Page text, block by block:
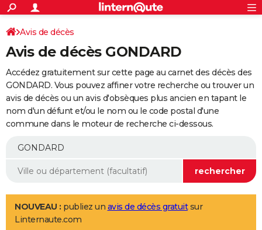
ACTUALITÉS
Politique
Société
Faits Divers
Education
Monde
Villes
+
SPORT
Coupe du monde 2026
Football
Tennis
Cyclisme
Rugby
Forum
Programme TV
TNT
Streaming
Cinéma
Sorties cinéma
Musique
+
FINANCE
Retraite
Epargne
Immobilier
Risques naturels par ville
Banque
Assurance
AUTO
Essais
Réserver un essai
Citadines
Berlines
SUV
Forum auto
+
Mobiles
Meilleur smartphone
Internet
Ordinateurs
Jeux vidéo
Guide high-tech
Aménagement intérieur
LIFESTYLE
Art de vivre
Bien-être
Loisirs
Mode
Modes de vie
Avis de décès
Avis de décès GONDARD
Accédez gratuitement sur cette page au carnet des décès des
GONDARD. Vous pouvez affiner votre recherche ou trouver un
avis de décès ou un avis d'obsèques plus ancien en tapant le
nom d'un défunt et/ou le nom ou le code postal d'une
commune dans le moteur de recherche ci-dessous.
NOUVEAU : publiez un avis de décès gratuitsur
Linternaute.com